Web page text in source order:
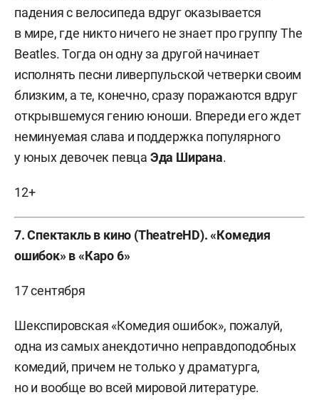
падения с велосипеда вдруг оказывается
в мире, где никто ничего не знает про группу The
Beatles. Тогда он одну за другой начинает
исполнять песни ливерпульской четверки своим
близким, а те, конечно, сразу поражаются вдруг
открывшемуся гению юноши. Впереди его ждет
неминуемая слава и поддержка популярного
у юных девочек певца Эда Ширана.
12+
7. Спектакль в кино (TheatreHD). «Комедия
ошибок» в «Каро 6»
17 сентября
Шекспировская «Комедия ошибок», пожалуй,
одна из самых анекдотично неправдоподобных
комедий, причем не только у драматурга,
но и вообще во всей мировой литературе.